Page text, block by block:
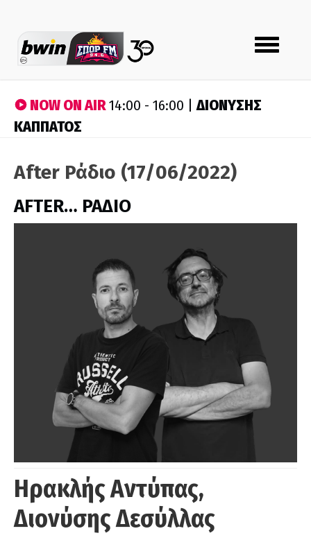
Toggle
navigation
NOW ON AIR14:00 - 16:00 |ΔΙΟΝΥΣΗΣ
ΚΑΠΠΑΤΟΣ
After Ράδιο (17/06/2022)
AFTER… ΡΑΔΙΟ
Ηρακλής Αντύπας,
Διονύσης Δεσύλλας